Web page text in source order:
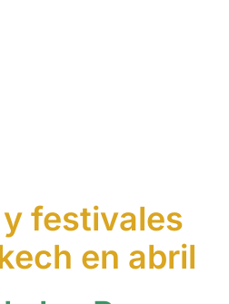
festivales
en abril